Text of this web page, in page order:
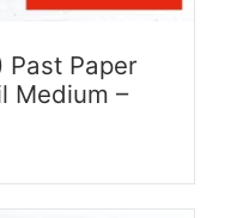
Past Paper
Medium –